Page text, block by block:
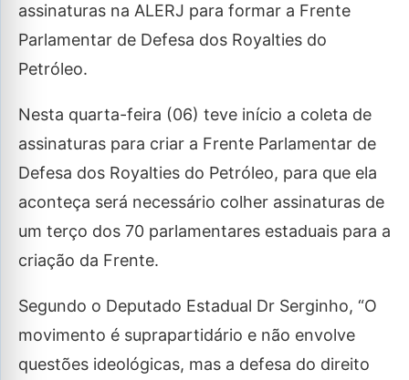
assinaturas na ALERJ para formar a Frente
Parlamentar de Defesa dos Royalties do
Petróleo.
Nesta quarta-feira (06) teve início a coleta de
assinaturas para criar a Frente Parlamentar de
Defesa dos Royalties do Petróleo, para que ela
aconteça será necessário colher assinaturas de
um terço dos 70 parlamentares estaduais para a
criação da Frente.
Segundo o Deputado Estadual Dr Serginho, “O
movimento é suprapartidário e não envolve
questões ideológicas, mas a defesa do direito